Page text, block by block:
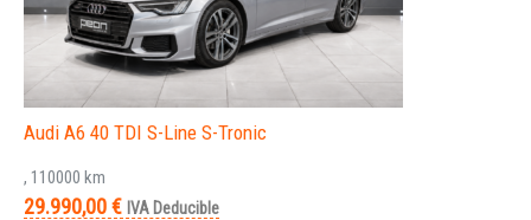
Audi A6 40 TDI S-Line S-Tronic
, 110000 km
29.990,00 € IVA Deducible